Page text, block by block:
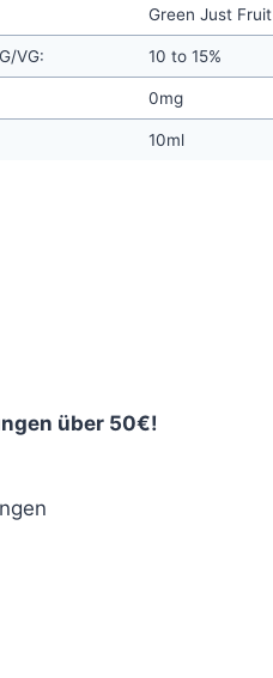
Green Just Fruit
VG: 10 to 15%
0mg
10ml
über 50€!